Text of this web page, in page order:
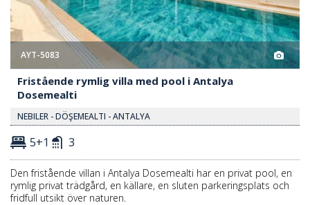
AYT-5083
Fristående rymlig villa med pool i Antalya
Dosemealti
NEBILER - DÖŞEMEALTI - ANTALYA
5+1 3
Den fristående villan i Antalya Dosemealti har en privat pool, en
rymlig privat trädgård, en källare, en sluten parkeringsplats och
fridfull utsikt över naturen.